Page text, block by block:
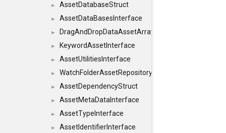
► AssetDatabaseStruct
► AssetDataBasesInterface
► DragAndDropDataAssetArray
► KeywordAssetInterface
► AssetUtilitiesInterface
► WatchFolderAssetRepositoryInterface
► AssetDependencyStruct
► AssetMetaDataInterface
► AssetTypeInterface
► AssetIdentifierInterface